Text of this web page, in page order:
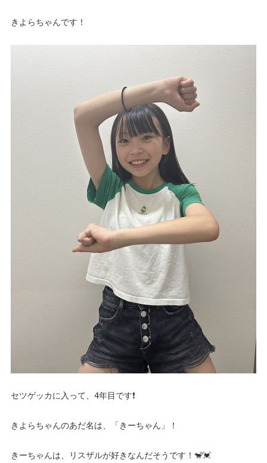
きよらちゃんです！
セツゲッカに入って、4年目です❗️
きよらちゃんのあだ名は、「きーちゃん」！
きーちゃんは、リスザルが好きなんだそうです！🐒💓